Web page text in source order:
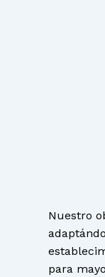
Nuestro
para